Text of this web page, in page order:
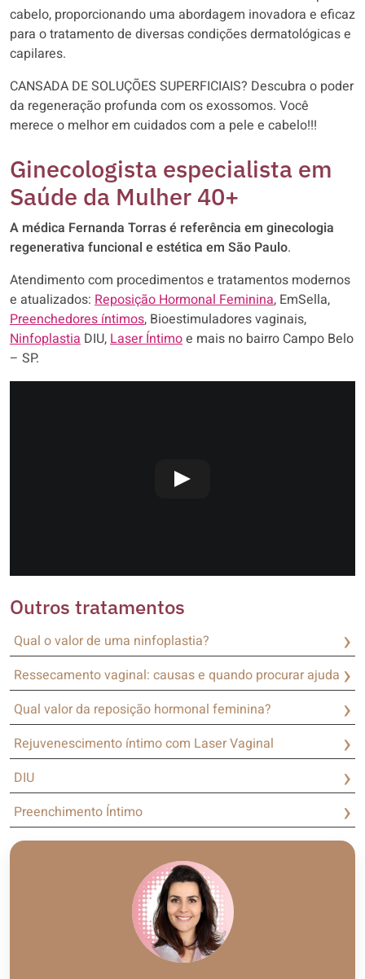
cabelo, proporcionando uma abordagem inovadora e eficaz
para o tratamento de diversas condições dermatológicas e
capilares.
CANSADA DE SOLUÇÕES SUPERFICIAIS? Descubra o poder
da regeneração profunda com os exossomos. Você
merece o melhor em cuidados com a pele e cabelo!!!
Ginecologista especialista em
Saúde da Mulher 40+
A médica Fernanda Torras é referência em ginecologia
regenerativa funcional e estética em São Paulo.
Atendimento com procedimentos e tratamentos modernos
e atualizados: Reposição Hormonal Feminina, EmSella,
Preenchedores íntimos, Bioestimuladores vaginais,
Ninfoplastia DIU,Laser Íntimoe mais no bairro Campo Belo
– SP.
Outros tratamentos
Qual o valor de uma ninfoplastia?
Ressecamento vaginal: causas e quando procurar ajuda
Qual valor da reposição hormonal feminina?
Rejuvenescimento íntimo com Laser Vaginal
DIU
Preenchimento Íntimo